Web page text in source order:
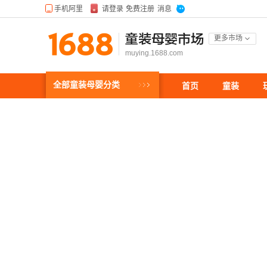
童装母婴市场
更多市场
muying.1688.com
全部童装母婴分类 首页 童装